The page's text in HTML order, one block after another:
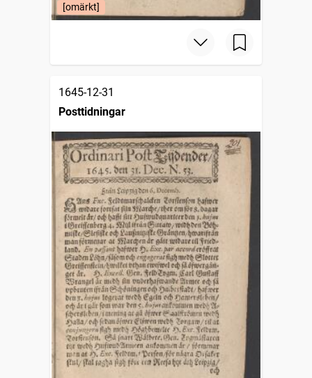
[omärkt]
1645-12-31
Posttidningar